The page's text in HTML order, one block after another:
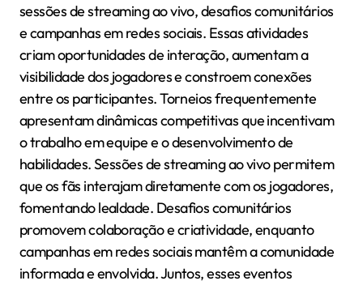
sessões de streaming ao vivo, desafios comunitários
e campanhas em redes sociais. Essas atividades
criam oportunidades de interação, aumentam a
visibilidade dos jogadores e constroem conexões
entre os participantes. Torneios frequentemente
apresentam dinâmicas competitivas que incentivam
o trabalho em equipe e o desenvolvimento de
habilidades. Sessões de streaming ao vivo permitem
que os fãs interajam diretamente com os jogadores,
fomentando lealdade. Desafios comunitários
promovem colaboração e criatividade, enquanto
campanhas em redes sociais mantêm a comunidade
informada e envolvida. Juntos, esses eventos